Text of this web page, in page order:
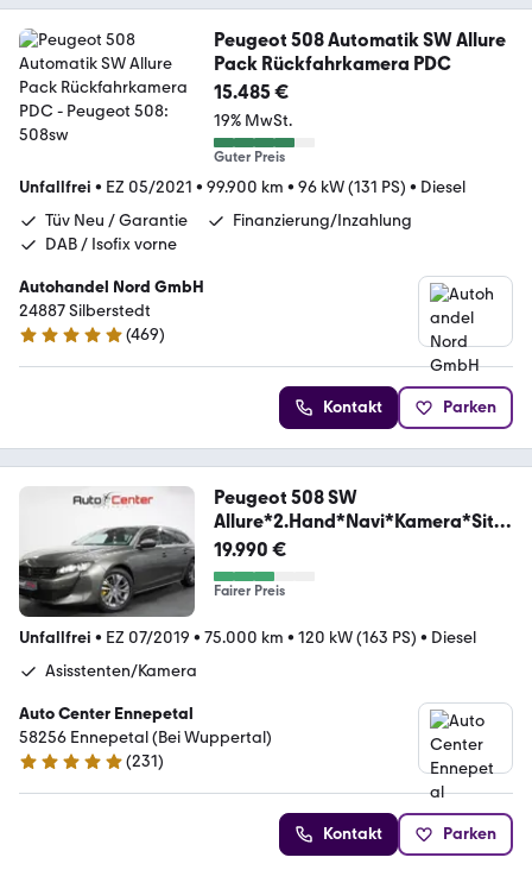
Peugeot 508 Automatik SW Allure
Pack Rückfahrkamera PDC
15.485 €
19% MwSt.
Guter Preis
Unfallfrei • EZ 05/2021 • 99.900 km • 96 kW (131 PS) • Diesel
Tüv Neu / Garantie
Finanzierung/Inzahlung
DAB / Isofix vorne
Autohandel Nord GmbH
24887 Silberstedt
5 Sterne
(469)
Kontakt Parken
Peugeot 508 SW
Allure*2.Hand*Navi*Kamera*Sitzh
z*
19.990 €
Fairer Preis
Unfallfrei • EZ 07/2019 • 75.000 km • 120 kW (163 PS) • Diesel
Asisstenten/Kamera
Auto Center Ennepetal
58256 Ennepetal (Bei Wuppertal)
5 Sterne
(231)
Kontakt Parken